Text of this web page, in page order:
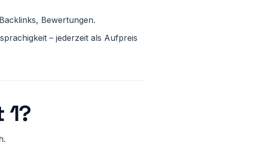
Bewertungen.
– jederzeit als Aufpreis